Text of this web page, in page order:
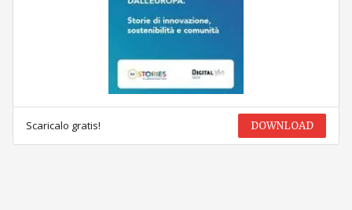
Scaricalo gratis! DOWNLOAD